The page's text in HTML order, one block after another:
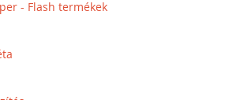
- Flash termékek